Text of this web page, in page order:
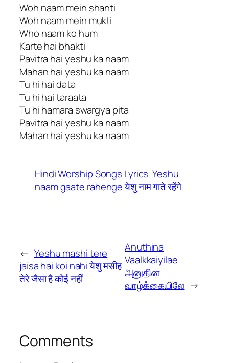
Woh naam mein shanti
Woh naam mein mukti
Who naam ko hum
Karte hai bhakti
Pavitra hai yeshu ka naam
Mahan hai yeshu ka naam
Tu hi hai data
Tu hi hai taraata
Tu hi hamara swargya pita
Pavitra hai yeshu ka naam
Mahan hai yeshu ka naam
Hindi Worship Songs Lyrics Yeshu
naam gaate rahenge येशु नाम गाते रहेंगे
← Yeshu mashi tere
jaisa hai koi nahi येशु मसीह
तेरे जैसा है कोई नहीं
Anuthina
Vaalkkaiyilae
அனுதின
வாழ்க்கையிலே →
Comments